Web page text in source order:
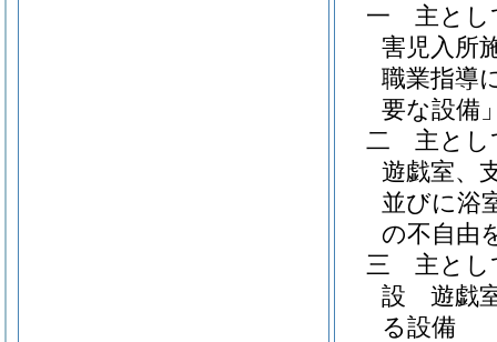
一
主とし
害児入所
職業指導
要な設備
二
主と
遊戯室、
並びに浴
の不自由
三
主とし
設 遊戯室
る設備